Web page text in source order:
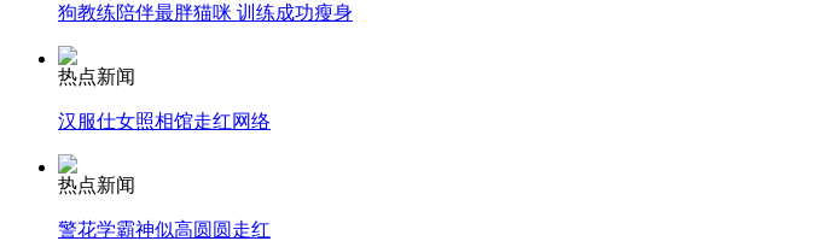
消防员救轻生者
纽约上演“枕头大战”
狗教练陪伴最胖猫咪 训练成功瘦身
热点新闻
汉服仕女照相馆走红网络
热点新闻
警花学霸神似高圆圆走红